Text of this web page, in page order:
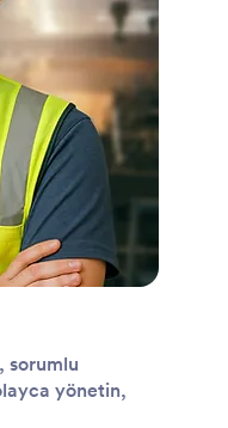
sorumlu
yönetin,